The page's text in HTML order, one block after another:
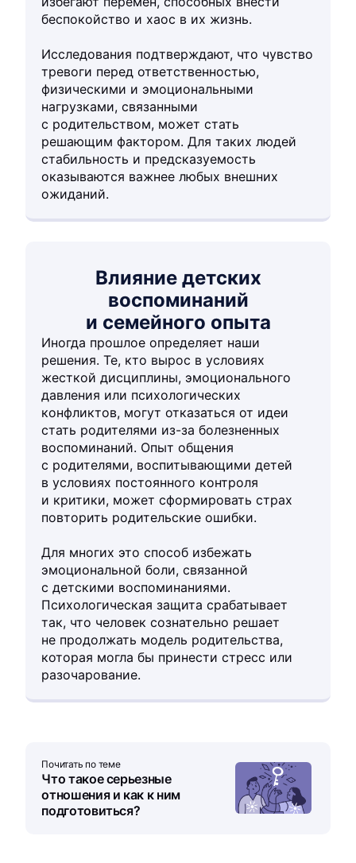
беспокойство и хаос в их жизнь.
Исследования подтверждают, что чувство
тревоги перед ответственностью,
физическими и эмоциональными
нагрузками, связанными
с родительством, может стать
решающим фактором. Для таких людей
стабильность и предсказуемость
оказываются важнее любых внешних
ожиданий.
Влияние детских
воспоминаний
и семейного опыта
Иногда прошлое определяет наши
решения. Те, кто вырос в условиях
жесткой дисциплины, эмоционального
давления или психологических
конфликтов, могут отказаться от идеи
стать родителями из-за болезненных
воспоминаний. Опыт общения
с родителями, воспитывающими детей
в условиях постоянного контроля
и критики, может сформировать страх
повторить родительские ошибки.
Для многих это способ избежать
эмоциональной боли, связанной
с детскими воспоминаниями.
Психологическая защита срабатывает
так, что человек сознательно решает
не продолжать модель родительства,
которая могла бы принести стресс или
разочарование.
Почитать по теме
Что такое серьезные
отношения и как к ним
подготовиться?